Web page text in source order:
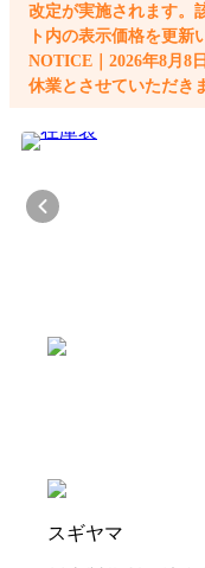
改定が実施されます。
ト内の表示価格を更新
NOTICE｜2026年8月8
休業とさせていただき
スギヤマ